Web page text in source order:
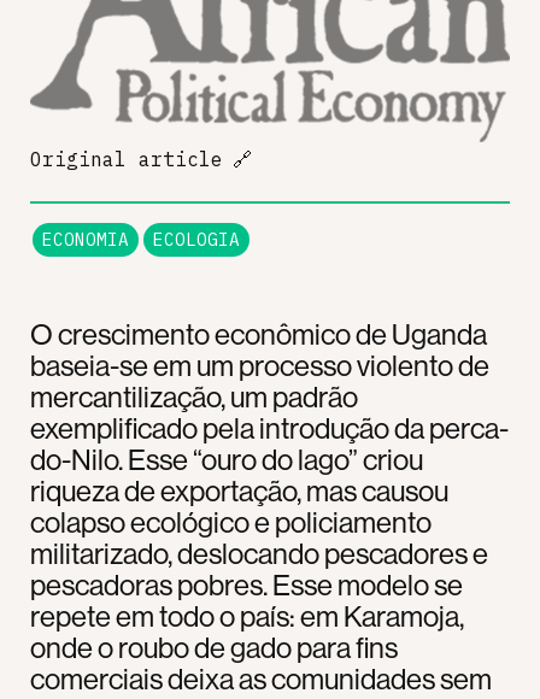
O crescimento econômico de Uganda
baseia-se em um processo violento de
mercantilização, um padrão
exemplificado pela introdução da perca-
do-Nilo. Esse “ouro do lago” criou
riqueza de exportação, mas causou
colapso ecológico e policiamento
militarizado, deslocando pescadores e
pescadoras pobres. Esse modelo se
repete em todo o país: em Karamoja,
onde o roubo de gado para fins
comerciais deixa as comunidades sem
Original article 🔗
ECONOMIA ECOLOGIA